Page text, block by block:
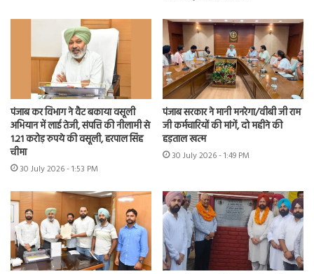
पंजाब कर विभाग ने वैट बकाया वसूली
अभियान में लाई तेजी, संपत्ति की नीलामी से
1.21 करोड़ रुपये की वसूली, हरपाल सिंह
चीमा
30 July 2026 - 1:53 PM
पंजाब सरकार ने मानी मनरेगा/वीबी जी राम
जी कर्मचारियों की मांगें, दो महीने की
हड़ताल खत्म
30 July 2026 - 1:49 PM